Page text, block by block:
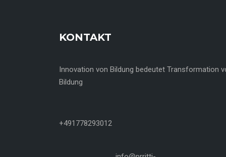
KONTAKT
Innovation von Bildung bedeutet Transformation
Bildung
+491778293012